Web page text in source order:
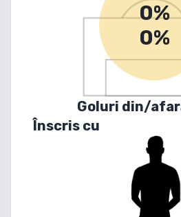
0%
0%
Goluri din/
Înscris cu